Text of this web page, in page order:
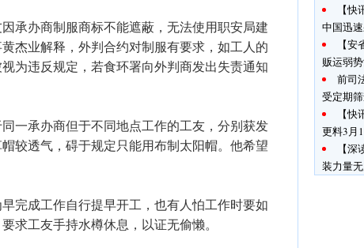
承办商制服商标不能遮蔽，无法使用职安局建
杰业解释，外判合约对制服有要求，如工人的
为违反规定，若食环署向外判商发出失责通知
一承办商但于不同地点工作的工友，分别获发
较透气，碍于规定只能用布制太阳帽。他希望
完成工作自行提早开工，也有人怕工作时要如
求工友手持水樽休息，以证无偷懒。
【
中国迅
【
贩运弱
前司
受定期
【
更料3月
【
装力量